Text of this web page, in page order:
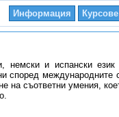
Информация
немски и испански
според
на съответни умения,